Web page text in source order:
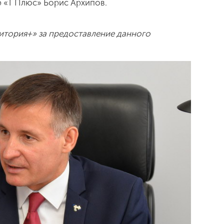
«Т Плюс» Борис Архипов.
за предоставление данного